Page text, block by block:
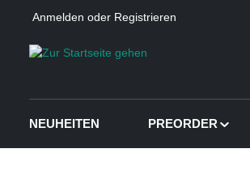
Hauptinhalt springen
Zur Suche springen
Zur Hauptnavigation springen
Anmelden oder Registrieren
NEUHEITEN PREORDER